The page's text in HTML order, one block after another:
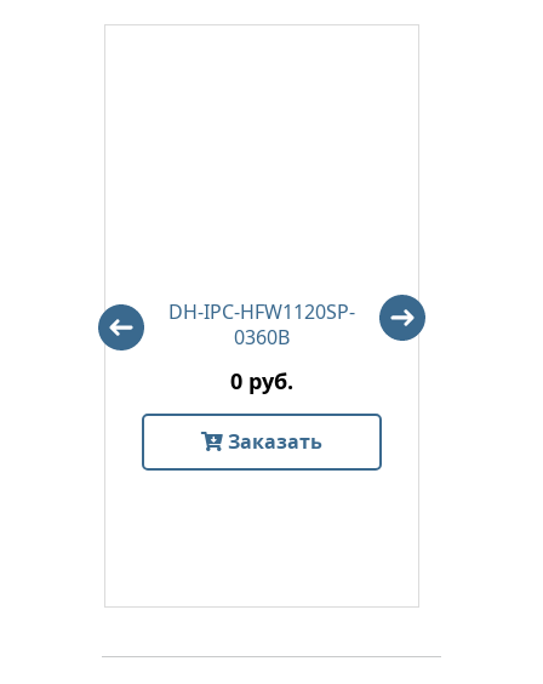
DH-IPC-HFW1120SP-
0360B
0 руб.
Заказать